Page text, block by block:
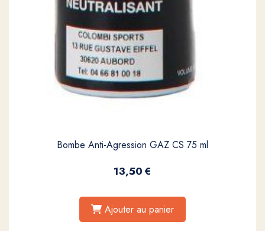
Bombe Anti-Agression GAZ CS 75 ml
13,50€
Ajouter au panier